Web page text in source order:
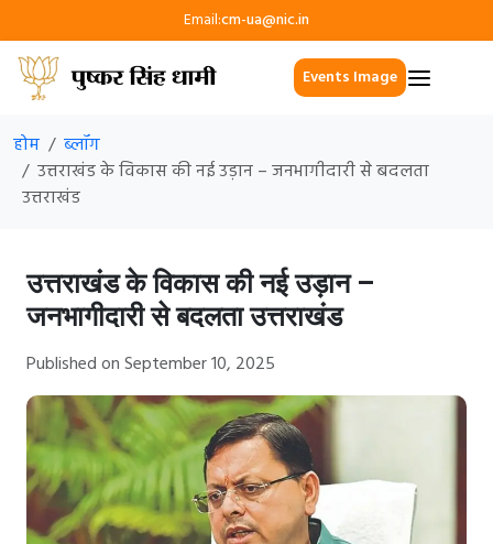
Email:cm-ua@nic.in
Events Image
होम
ब्लॉग
उत्तराखंड के विकास की नई उड़ान – जनभागीदारी से बदलता
उत्तराखंड
उत्तराखंड के विकास की नई उड़ान –
जनभागीदारी से बदलता उत्तराखंड
Published on September 10, 2025